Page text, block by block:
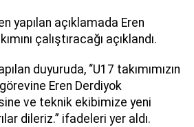
yapılan açıklamada Eren
çalıştıracağı açıklandı.
duyuruda, “U17 takımımızın
Eren Derdiyok
ve teknik ekibimize yeni
dileriz.” ifadeleri yer aldı.